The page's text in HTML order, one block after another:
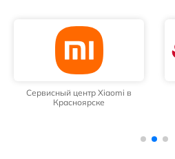
Сервисный центр Xiaomi в
Красноярске